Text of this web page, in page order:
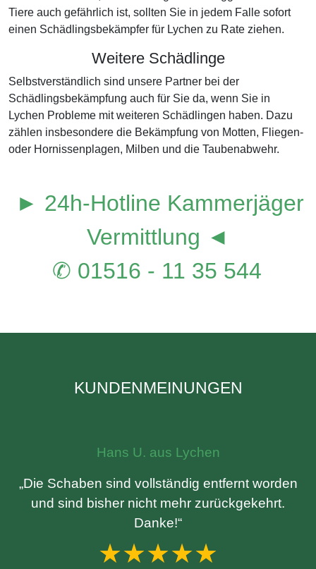
Tiere auch gefährlich ist, sollten Sie in jedem Falle sofort
einen Schädlingsbekämpfer für Lychen zu Rate ziehen.
Weitere Schädlinge
Selbstverständlich sind unsere Partner bei der
Schädlingsbekämpfung auch für Sie da, wenn Sie in
Lychen Probleme mit weiteren Schädlingen haben. Dazu
zählen insbesondere die Bekämpfung von Motten, Fliegen-
oder Hornissenplagen, Milben und die Taubenabwehr.
► 24h-Hotline Kammerjäger
Vermittlung ◄
✆ 01516 - 11 35 544
KUNDENMEINUNGEN
Hans U. aus Lychen
„Die Schaben sind vollständig entfernt worden
und sind bisher nicht mehr zurückgekehrt.
Danke!“
★★★★★